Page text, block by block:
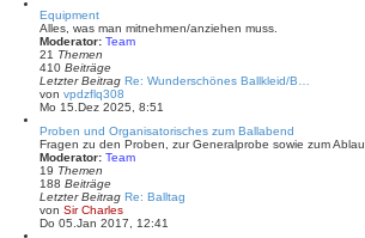
a
g
s
t
B
i
r
a
g
Equipment
Alles, was man mitnehmen/anziehen muss.
Moderator: Team
21 Themen
410 Beiträge
Letzter Beitrag Re: Wunderschönes Ballkleid/B…
von vpdzflq308
e
e
s
t
B
i
Mo 15.Dez 2025, 8:51
Proben und Organisatorisches zum Ballabend
Fragen zu den Proben, zur Generalprobe sowie zum
Moderator: Team
19 Themen
188 Beiträge
Letzter Beitrag Re: Balltag
von Sir CharlesN
e
Do 05.Jan 2017, 12:41